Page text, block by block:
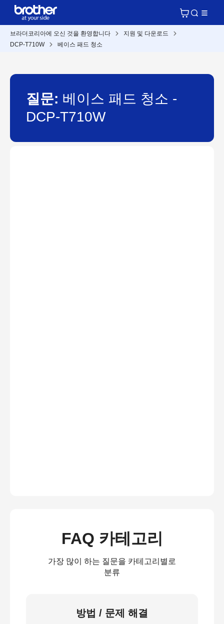
브라더코리아에 오신 것을 환영합니다
지원 및 다운로드
DCP-T710W
베이스 패드 청소
질문: 베이스 패드 청소 -
DCP-T710W
FAQ 카테고리
가장 많이 하는 질문을 카테고리별로
분류
방법 / 문제 해결